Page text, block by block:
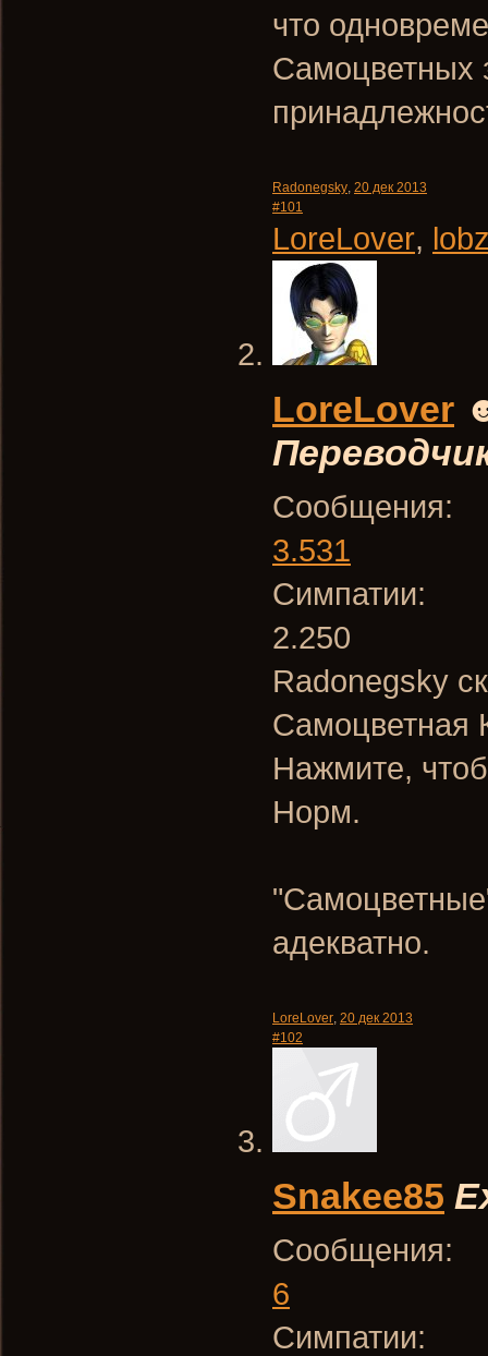
что
Самоцветных
Radonegsky, 20 дек 2013
#101
LoreLover,
LoreLover
Сообщения:
3.531
Симпатии:
2.250
Radonegsky
Самоцветная
Нажмите,
Норм.
адекватно.
LoreLover, 20 дек 2013
#102
Snakee85
Сообщения:
6
Симпатии: